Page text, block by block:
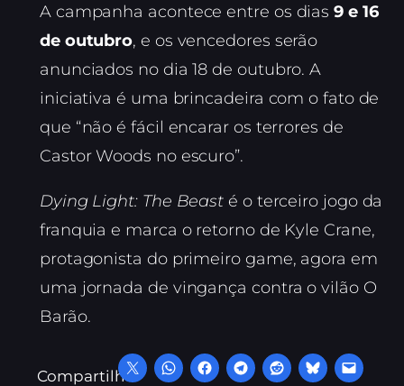
A campanha acontece entre os dias9 e 16
de outubro, e os vencedores serão
anunciados no dia 18 de outubro. A
iniciativa é uma brincadeira com o fato de
que “não é fácil encarar os terrores de
Castor Woods no escuro”.
Dying Light: The Beast é o terceiro jogo da
franquia e marca o retorno de Kyle Crane,
protagonista do primeiro game, agora em
uma jornada de vingança contra o vilão O
Barão.
Compartilhe: